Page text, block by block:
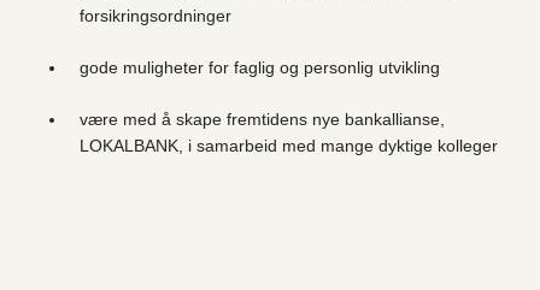
forsikringsordninger
gode muligheter for faglig og personlig utvikling
være med å skape fremtidens nye bankallianse,
LOKALBANK, i samarbeid med mange dyktige kolleger